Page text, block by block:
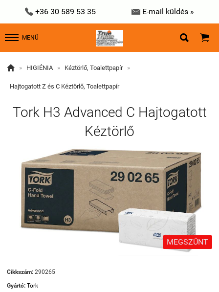
 +36 30 589 53 35  E-mail küldés »
MENÜ  
 » HIGIÉNIA » Kéztörlő, Toalettpapír »
Hajtogatott Z és C Kéztörlő, Toalettpapír
Tork H3 Advanced C Hajtogatott
Kéztörlő
MEGSZŰNT
Cikkszám: 290265
Gyártó: Tork